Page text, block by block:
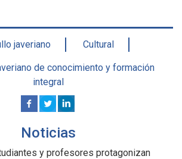
javeriano Cultural
de conocimiento y formación
integral
Noticias
y profesores protagonizan